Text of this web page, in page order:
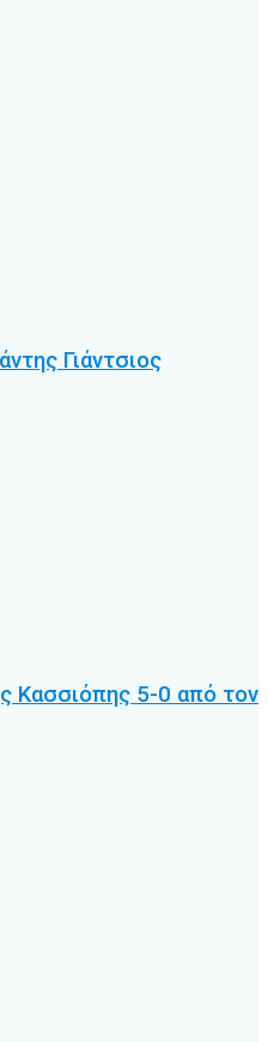
Γιάντσιος
Κασσιόπης 5-0 από τον